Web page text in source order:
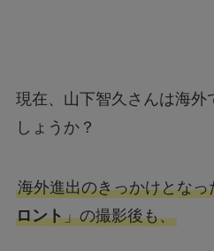
現在、山下智久さんは海外
しょうか？
海外進出のきっかけとなっ
ロント」の撮影後も、